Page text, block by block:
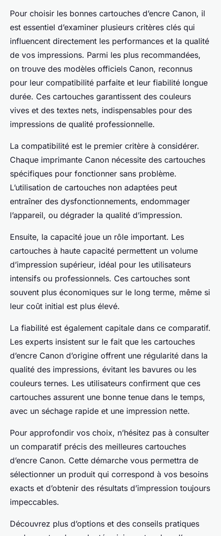
Pour choisir les bonnes cartouches d’encre Canon, il
est essentiel d’examiner plusieurs critères clés qui
influencent directement les performances et la qualité
de vos impressions. Parmi les plus recommandées,
on trouve des modèles officiels Canon, reconnus
pour leur compatibilité parfaite et leur fiabilité longue
durée. Ces cartouches garantissent des couleurs
vives et des textes nets, indispensables pour des
impressions de qualité professionnelle.
La compatibilité est le premier critère à considérer.
Chaque imprimante Canon nécessite des cartouches
spécifiques pour fonctionner sans problème.
L’utilisation de cartouches non adaptées peut
entraîner des dysfonctionnements, endommager
l’appareil, ou dégrader la qualité d’impression.
Ensuite, la capacité joue un rôle important. Les
cartouches à haute capacité permettent un volume
d’impression supérieur, idéal pour les utilisateurs
intensifs ou professionnels. Ces cartouches sont
souvent plus économiques sur le long terme, même si
leur coût initial est plus élevé.
La fiabilité est également capitale dans ce comparatif.
Les experts insistent sur le fait que les cartouches
d’encre Canon d’origine offrent une régularité dans la
qualité des impressions, évitant les bavures ou les
couleurs ternes. Les utilisateurs confirment que ces
cartouches assurent une bonne tenue dans le temps,
avec un séchage rapide et une impression nette.
Pour approfondir vos choix, n’hésitez pas à consulter
un comparatif précis des meilleures cartouches
d’encre Canon. Cette démarche vous permettra de
sélectionner un produit qui correspond à vos besoins
exacts et d’obtenir des résultats d’impression toujours
impeccables.
Découvrez plus d’options et des conseils pratiques